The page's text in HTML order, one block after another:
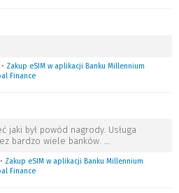
• Zakup eSIM w aplikacji Banku Millennium
Finance
jaki był powód nagrody. Usługa
bardzo wiele banków. …
• Zakup eSIM w aplikacji Banku Millennium
Finance